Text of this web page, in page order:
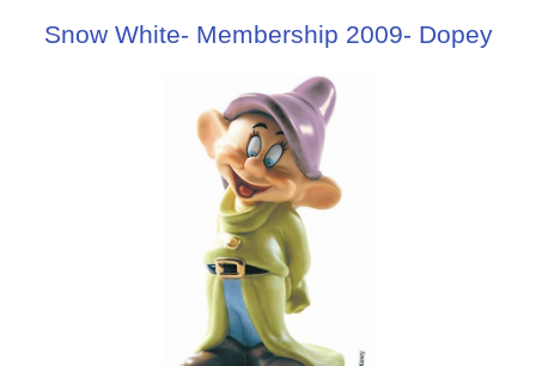
Snow White- Membership 2009- Dopey